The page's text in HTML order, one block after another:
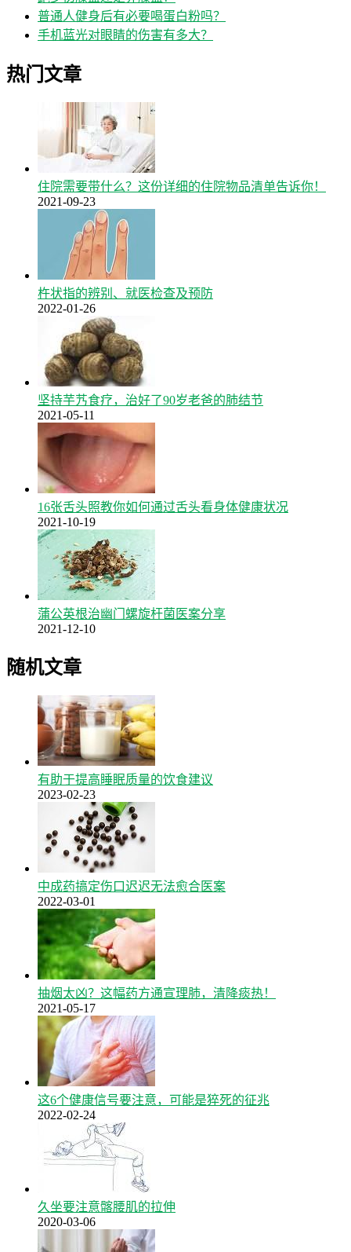
普通人健身后有必要喝蛋白粉吗？
手机蓝光对眼睛的伤害有多大？
热门文章
住院需要带什么？这份详细的住院物品清单告诉你！
2021-09-23
杵状指的辨别、就医检查及预防
2022-01-26
坚持芋艿食疗，治好了90岁老爸的肺结节
2021-05-11
16张舌头照教你如何通过舌头看身体健康状况
2021-10-19
蒲公英根治幽门螺旋杆菌医案分享
2021-12-10
随机文章
有助于提高睡眠质量的饮食建议
2023-02-23
中成药搞定伤口迟迟无法愈合医案
2022-03-01
抽烟太凶？这幅药方通宣理肺，清降痰热！
2021-05-17
这6个健康信号要注意，可能是猝死的征兆
2022-02-24
久坐要注意髂腰肌的拉伸
2020-03-06